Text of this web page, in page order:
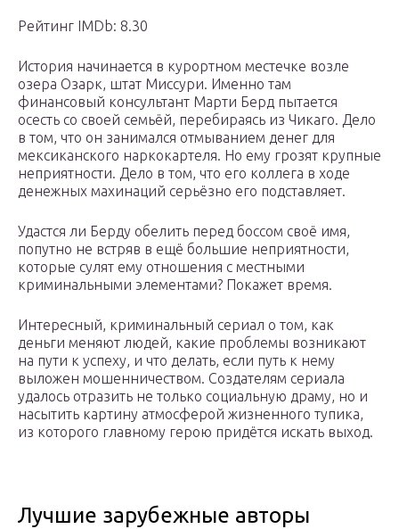
Рейтинг IMDb: 8.30
История начинается в курортном местечке возле
озера Озарк, штат Миссури. Именно там
финансовый консультант Марти Берд пытается
осесть со своей семьёй, перебираясь из Чикаго. Дело
в том, что он занимался отмыванием денег для
мексиканского наркокартеля. Но ему грозят крупные
неприятности. Дело в том, что его коллега в ходе
денежных махинаций серьёзно его подставляет.
Удастся ли Берду обелить перед боссом своё имя,
попутно не встряв в ещё большие неприятности,
которые сулят ему отношения с местными
криминальными элементами? Покажет время.
Интересный, криминальный сериал о том, как
деньги меняют людей, какие проблемы возникают
на пути к успеху, и что делать, если путь к нему
выложен мошенничеством. Создателям сериала
удалось отразить не только социальную драму, но и
насытить картину атмосферой жизненного тупика,
из которого главному герою придётся искать выход.
Лучшие зарубежные авторы